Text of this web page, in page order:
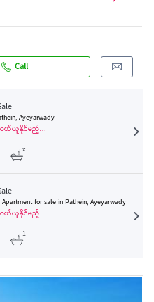
Call
Ayeyarwady
ဝယ်ယူနိုင်မည့်…
x
for sale in Pathein, Ayeyarwady
ဝယ်ယူနိုင်မည့်…
1